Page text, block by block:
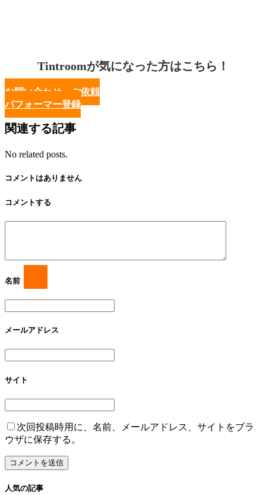
Tintroomが気になった方はこちら！
お問い合わせ・ご依頼
パフォーマー登録
関連する記事
No related posts.
コメントはありません
コメントする
名前
メールアドレス
サイト
次回投稿時用に、名前、メールアドレス、サイトをブラ
ウザに保存する。
人気の記事